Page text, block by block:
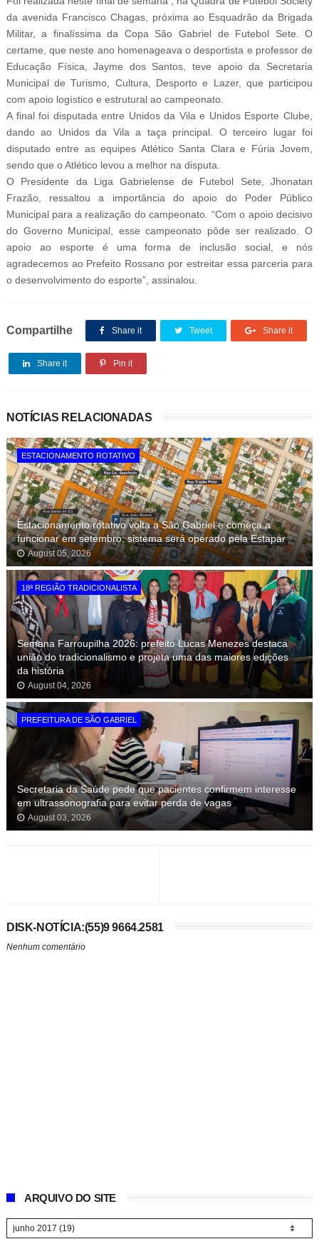
da avenida Francisco Chagas, próxima ao Esquadrão da Brigada
Militar, a finalíssima da Copa São Gabriel de Futebol Sete. O
certame, que neste ano homenageava o desportista e professor de
Educação Física, Jayme dos Santos, teve apoio da Secretaria
Municipal de Turismo, Cultura, Desporto e Lazer, que participou
com apoio logístico e estrutural ao campeonato.
A final foi disputada entre Unidos da Vila e Unidos Esporte Clube,
dando ao Unidos da Vila a taça principal. O terceiro lugar foi
disputado entre as equipes Atlético Santa Clara e Fúria Jovem,
sendo que o Atlético levou a melhor na disputa.
O Presidente da Liga Gabrielense de Futebol Sete, Jhonatan
Frazão, ressaltou a importância do apoio do Poder Público
Municipal para a realização do campeonato. “Com o apoio decisivo
do Governo Municipal, esse campeonato pôde ser realizado. O
apoio ao esporte é uma forma de inclusão social, e nós
agradecemos ao Prefeito Rossano por estreitar essa parceria para
o desenvolvimento do esporte”, assinalou.
Compartilhe Share it Tweet Share it
Share it Pin it
NOTÍCIAS RELACIONADAS
ESTACIONAMENTO ROTATIVO
Estacionamento rotativo volta a São Gabriel e começa a
funcionar em setembro; sistema será operado pela Estapar
August 05, 2026
18ª REGIÃO TRADICIONALISTA
Semana Farroupilha 2026: prefeito Lucas Menezes destaca
união do tradicionalismo e projeta uma das maiores edições
da história
August 04, 2026
PREFEITURA DE SÃO GABRIEL
Secretaria da Saúde pede que pacientes confirmem interesse
em ultrassonografia para evitar perda de vagas
August 03, 2026
DISK-NOTÍCIA:(55)9 9664.2581
Nenhum comentário
ARQUIVO DO SITE